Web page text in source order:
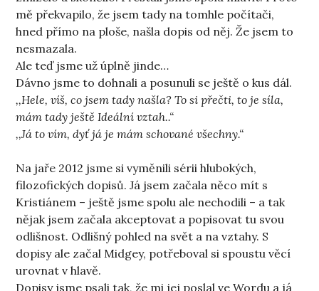
mě překvapilo, že jsem tady na tomhle počítači,
hned přímo na ploše, našla dopis od něj. Že jsem to
nesmazala.
Ale teď jsme už úplně jinde…
Dávno jsme to dohnali a posunuli se ještě o kus dál.
,,Hele, víš, co jsem tady našla? To si přečti, to je síla,
mám tady ještě Ideální vztah..“
,,Já to vím, dyť já je mám schované všechny.“
Na jaře 2012 jsme si vyměnili sérii hlubokých,
filozofických dopisů. Já jsem začala něco mít s
Kristiánem – ještě jsme spolu ale nechodili – a tak
nějak jsem začala akceptovat a popisovat tu svou
odlišnost. Odlišný pohled na svět a na vztahy. S
dopisy ale začal Midgey, potřeboval si spoustu věcí
urovnat v hlavě.
Dopisy jsme psali tak, že mi jej poslal ve Wordu a já